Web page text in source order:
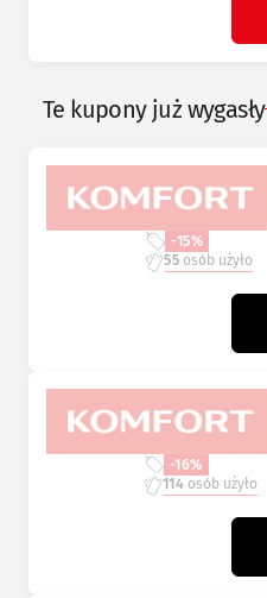
Te kupony już wygasły
-15%
55 osób użyło
-16%
114 osób użyło